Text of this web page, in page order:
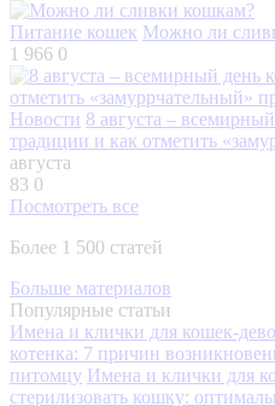
Питание кошек Можно ли
1 966 0
Новости 8 августа –
традиции и как отметить
августа
83 0
Посмотреть все
Более 1 500 статей
Больше материалов
Популярные статьи
Имена и клички для кошек-
котенка: 7 причин
питомцу Имена и клички для
стерилизовать кошку: